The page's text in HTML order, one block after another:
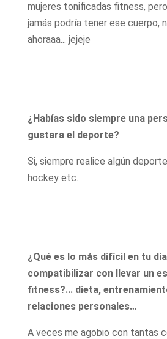
mujeres tonificadas fitness,
jamás podría tener ese cuerpo,
ahoraaa... jejeje
¿Habías sido siempre una
gustara el deporte?
Si, siempre realice algún
hockey etc.
¿Qué es lo más difícil en tu
compatibilizar con llevar un
fitness?... dieta,
relaciones personales…
A veces me agobio con tantas